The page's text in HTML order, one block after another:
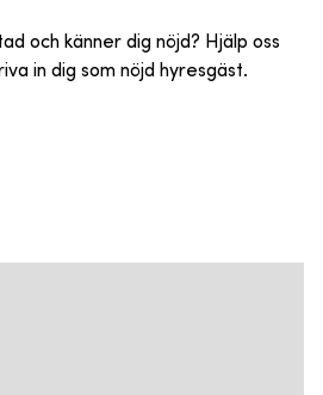
och känner dig nöjd? Hjälp oss
in dig som nöjd hyresgäst.